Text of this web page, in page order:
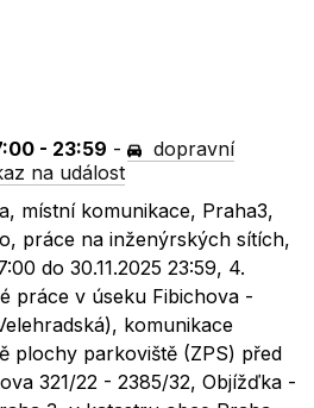
- 23:59 -
dopravní
na událost
místní komunikace, Praha3,
práce na inženýrských sítích,
do 30.11.2025 23:59, 4.
práce v úseku Fibichova -
komunikace
plochy parkoviště (ZPS) před
321/22 - 2385/32, Objížďka -